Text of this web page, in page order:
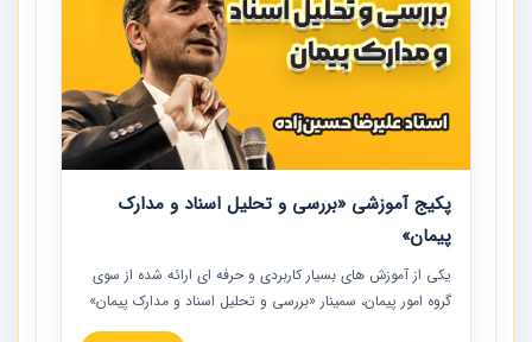
پکیج آموزشی «بررسی و تحلیل اسناد و مدارک
پیمان»
یکی از آموزش‏‏‏‏‏‏ های بسیار کاربردی و حرفه‏ ای ارائه شده از سوی
گروه امور پیمان، سمینار «بررسی و تحلیل اسناد و مدارک پیمان»
است که در دانشگاه صنعتی شریف ارائه شد. در این آموزش